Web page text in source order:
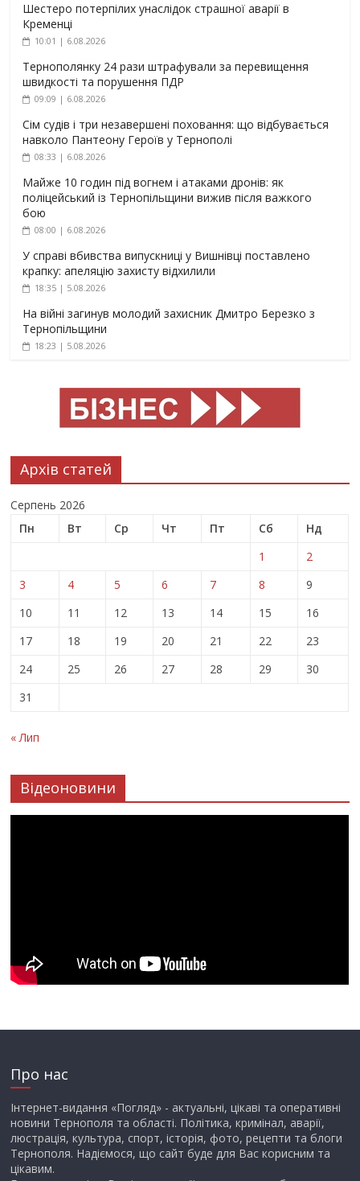
Шестеро потерпілих унаслідок страшної аварії в
Кременці
10:01 | 6.08.2026
Тернополянку 24 рази штрафували за перевищення
швидкості та порушення ПДР
09:09 | 6.08.2026
Сім судів і три незавершені поховання: що відбувається
навколо Пантеону Героїв у Тернополі
08:33 | 6.08.2026
Майже 10 годин під вогнем і атаками дронів: як
поліцейський із Тернопільщини вижив після важкого
бою
08:00 | 6.08.2026
У справі вбивства випускниці у Вишнівці поставлено
крапку: апеляцію захисту відхилили
18:35 | 5.08.2026
На війні загинув молодий захисник Дмитро Березко з
Тернопільщини
18:23 | 5.08.2026
Архів статей
Серпень 2026
Пн
Вт Ср Чт Пт Сб
Нд
1
2
3
4 5 6 7 8
9
10
11 12 13 14 15
16
17
18 19 20 21 22
23
24
25 26 27 28 29
30
31
« Лип
Відеоновини
Про нас
Інтернет-видання «Погляд» - актуальні, цікаві та оперативні
новини Тернополя та області. Політика, кримінал, аварії,
люстрація, культура, спорт, історія, фото, рецепти та блоги
Тернополя. Надіємося, що сайт буде для Вас корисним та
цікавим.